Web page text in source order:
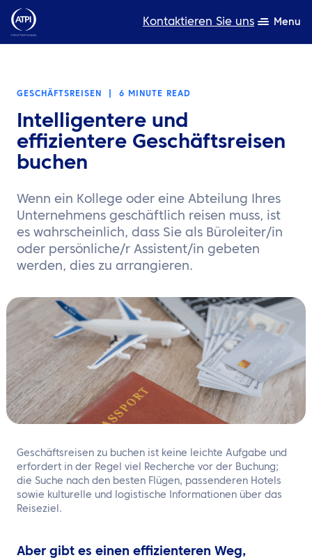
Kontaktieren Sie uns Menu
Ressourcen
Über uns
Nachhaltigkeit
TravelHub Login
Suche
Kontaktieren Sie uns
DE
GESCHÄFTSREISEN 6 MINUTE READ
Intelligentere und
effizientere Geschäftsreisen
buchen
Wenn ein Kollege oder eine Abteilung Ihres
Unternehmens geschäftlich reisen muss, ist
es wahrscheinlich, dass Sie als Büroleiter/in
oder persönliche/r Assistent/in gebeten
werden, dies zu arrangieren.
Geschäftsreisen zu buchen ist keine leichte Aufgabe und
erfordert in der Regel viel Recherche vor der Buchung;
die Suche nach den besten Flügen, passenderen Hotels
sowie kulturelle und logistische Informationen über das
Reiseziel.
Aber gibt es einen effizienteren Weg,